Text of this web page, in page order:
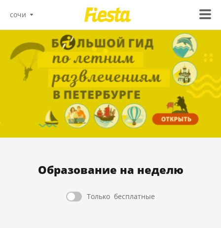
сочи
Образование на неделю
Только бесплатные